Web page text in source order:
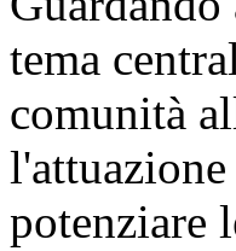
tema
comunità
potenziare